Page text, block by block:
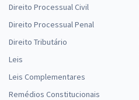
Direito Processual Civil
Direito Processual Penal
Direito Tributário
Leis
Leis Complementares
Remédios Constitucionais